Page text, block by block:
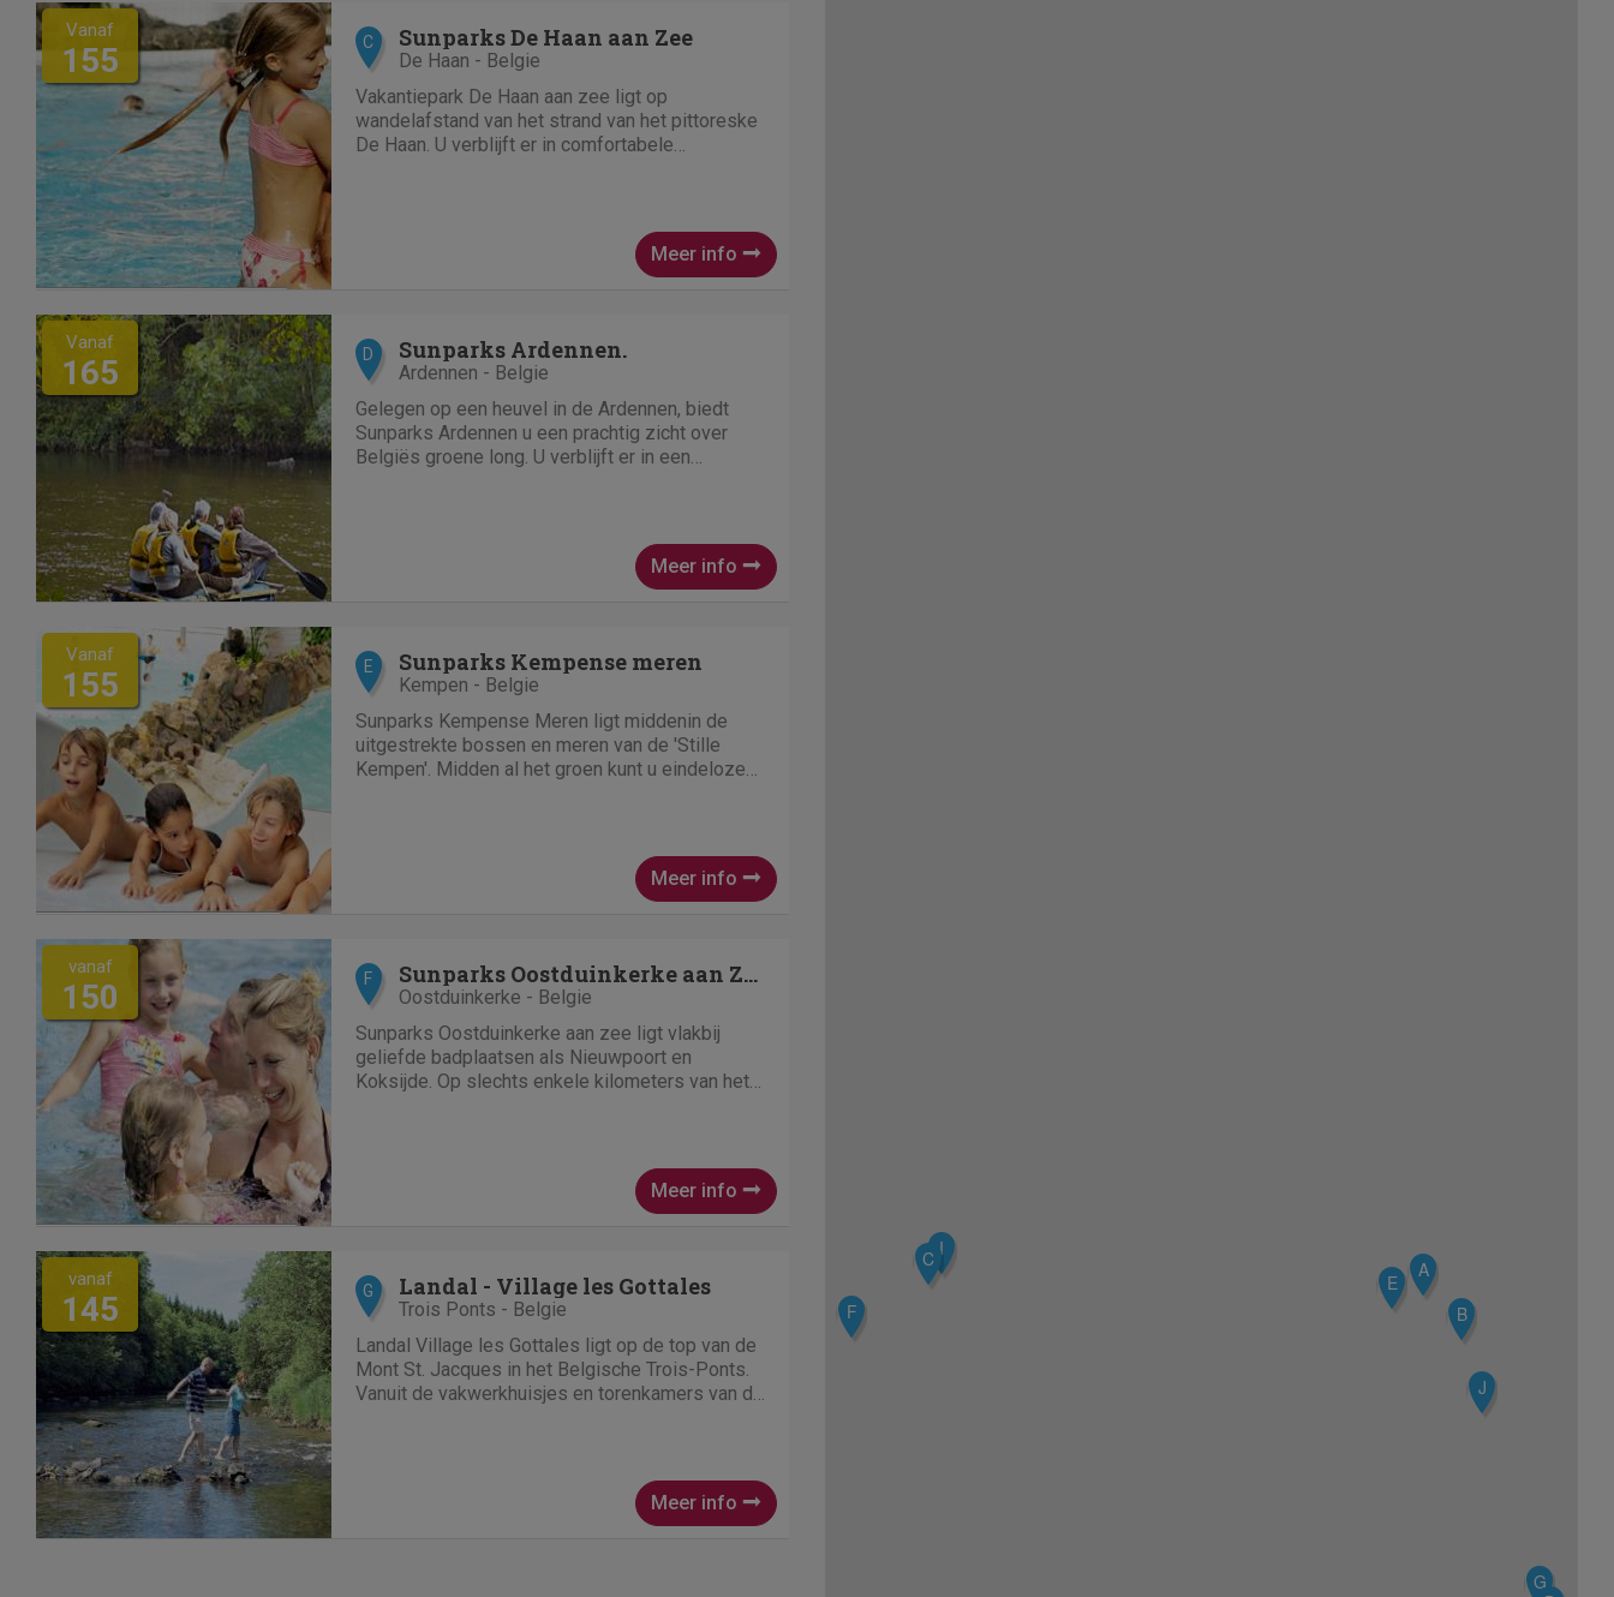
Vanaf
155
Meer info
C Sunparks De Haan aan Zee
De Haan - Belgie
Vakantiepark De Haan aan zee ligt op
wandelafstand van het strand van het pittoreske
De Haan. U verblijft er in comfortabele
Vanaf
165
Meer info
D Sunparks Ardennen.
Ardennen - Belgie
Gelegen op een heuvel in de Ardennen, biedt
Sunparks Ardennen u een prachtig zicht over
Belgiës groene long. U verblijft er in een
Vanaf
155
Meer info
E Sunparks Kempense meren
Kempen - Belgie
Sunparks Kempense Meren ligt middenin de
uitgestrekte bossen en meren van de 'Stille
Kempen'. Midden al het groen kunt u eindeloze
vanaf
150
Meer info
F Sunparks Oostduinkerke aan Zee
Oostduinkerke - Belgie
Sunparks Oostduinkerke aan zee ligt vlakbij
geliefde badplaatsen als Nieuwpoort en
Koksijde. Op slechts enkele kilometers van het
vanaf
145
Meer info
G Landal - Village les Gottales
Trois Ponts - Belgie
Landal Village les Gottales ligt op de top van de
Mont St. Jacques in het Belgische Trois-Ponts.
Vanuit de vakwerkhuisjes en torenkamers van dit
A
B
C
E
F
G
I
J